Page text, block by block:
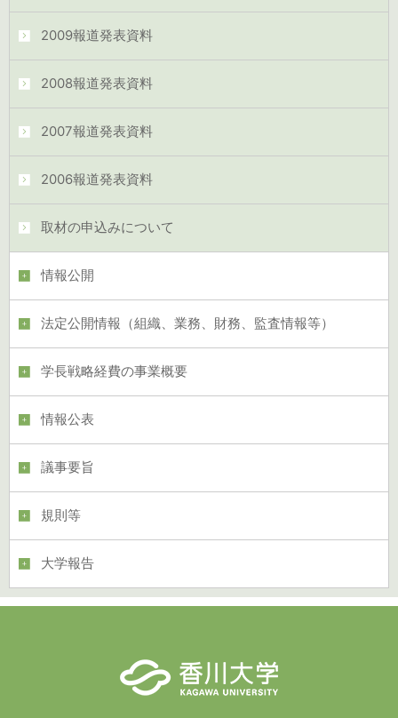
2009報道発表資料
2008報道発表資料
2007報道発表資料
2006報道発表資料
取材の申込みについて
情報公開
法定公開情報（組織、業務、財務、監査情報等）
学長戦略経費の事業概要
情報公表
議事要旨
規則等
大学報告